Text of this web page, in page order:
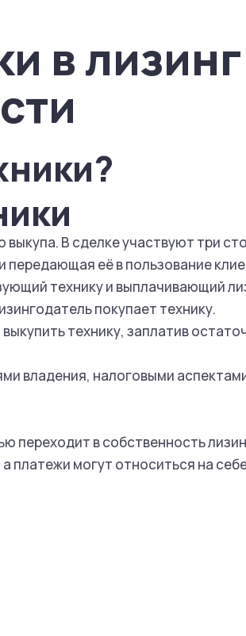
в
В сделке участвуют три
её в пользование
технику и выплачивающий
покупает технику.
технику, заплатив
владения, налоговыми
переходит в собственность
платежи могут относиться на